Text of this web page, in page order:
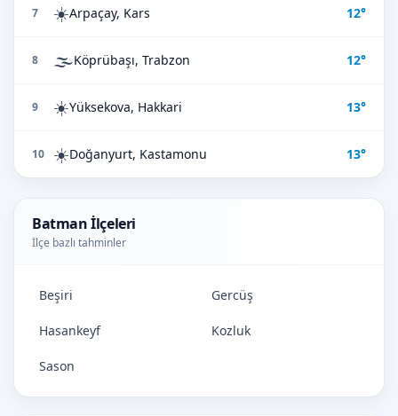
7 ☀️Arpaçay, Kars 12°
8 🌫️Köprübaşı, Trabzon 12°
9 ☀️Yüksekova, Hakkari 13°
10 ☀️Doğanyurt, Kastamonu 13°
Batman İlçeleri
İlçe bazlı tahminler
Beşiri Gercüş
Hasankeyf Kozluk
Sason